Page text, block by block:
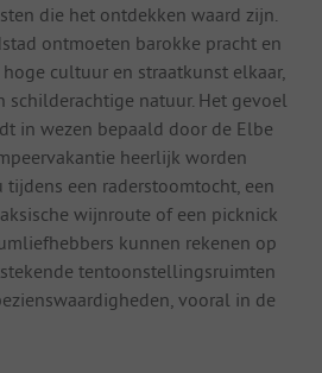
die het ontdekken waard zijn.
ontmoeten barokke pracht en
cultuur en straatkunst elkaar,
schilderachtige natuur. Het gevoel
in wezen bepaald door de Elbe
heerlijk worden
een raderstoomtocht, een
wijnroute of een picknick
kunnen rekenen op
tentoonstellingsruimten
vooral in de